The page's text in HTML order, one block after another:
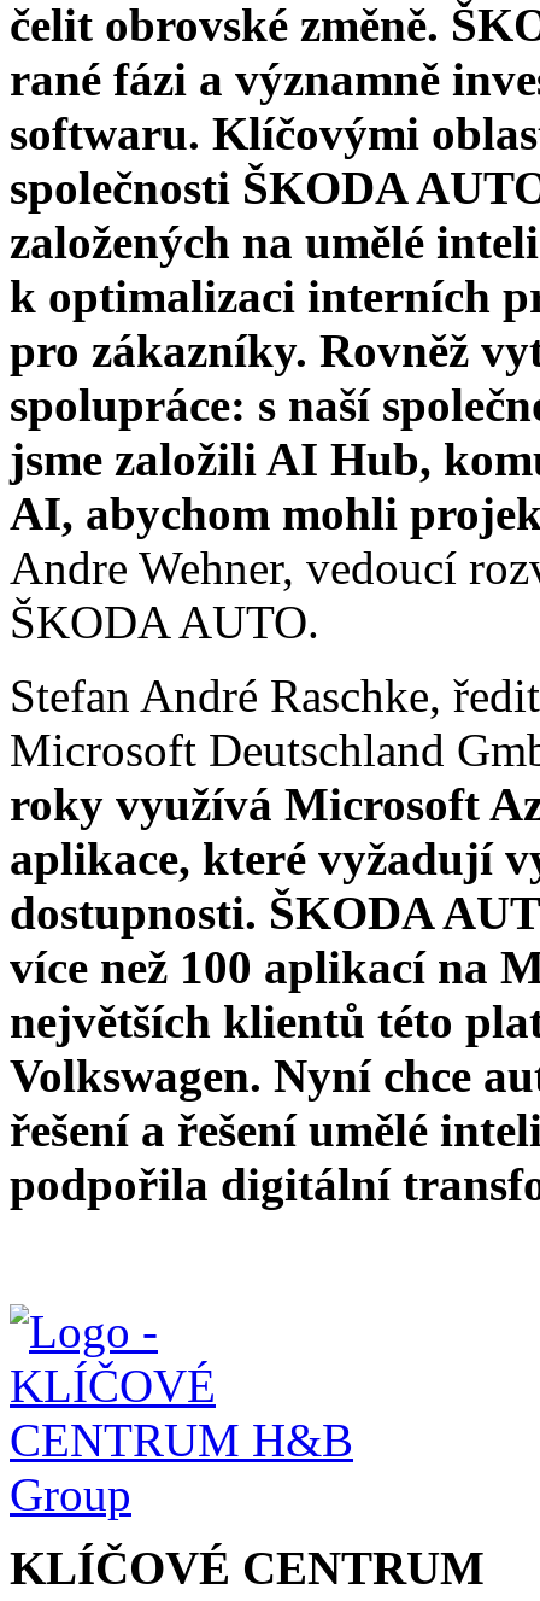
čelit obrovské změně.
rané fázi a významně
softwaru. Klíčovými
společnosti ŠKODA
založených na umělé
k optimalizaci interních
pro zákazníky. Rovněž
spolupráce: s naší
jsme založili AI Hub,
AI, abychom mohli
Andre Wehner, vedoucí
ŠKODA AUTO.
Stefan André Raschke,
Microsoft Deutschland
roky využívá Microsoft
aplikace, které vyžadují
dostupnosti. ŠKODA
více než 100 aplikací na
největších klientů této
Volkswagen. Nyní chce
řešení a řešení umělé
podpořila digitální
KLÍČOVÉ CENTRUM